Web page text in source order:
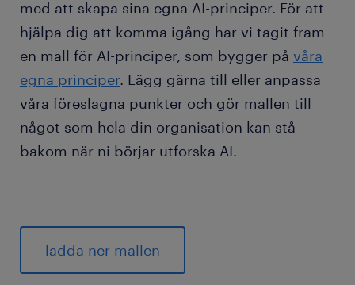
med att skapa sina egna AI-principer. För att
hjälpa dig att komma igång har vi tagit fram
en mall för AI-principer, som bygger på våra
egna principer. Lägg gärna till eller anpassa
våra föreslagna punkter och gör mallen till
något som hela din organisation kan stå
bakom när ni börjar utforska AI.
ladda ner mallen